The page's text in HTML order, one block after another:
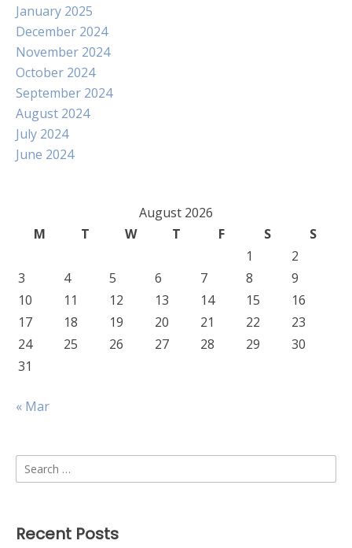
January 2025
December 2024
November 2024
October 2024
September 2024
August 2024
July 2024
June 2024
August 2026
M
T W T F S
S
1
2
3
4 5 6 7 8
9
10
11 12 13 14 15
16
17
18 19 20 21 22
23
24
25 26 27 28 29
30
31
« Mar
Search
for:
Recent Posts